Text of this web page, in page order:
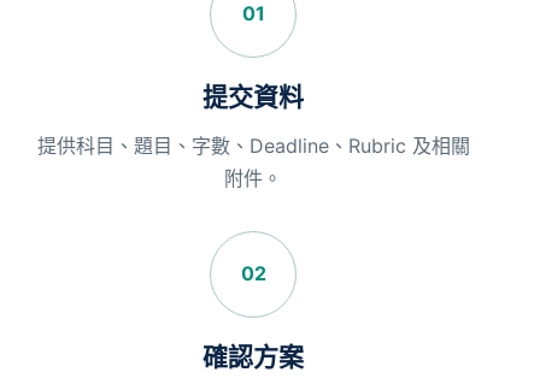
01
提交資料
提供科目、題目、字數、Deadline、Rubric 及相關
附件。
02
確認方案